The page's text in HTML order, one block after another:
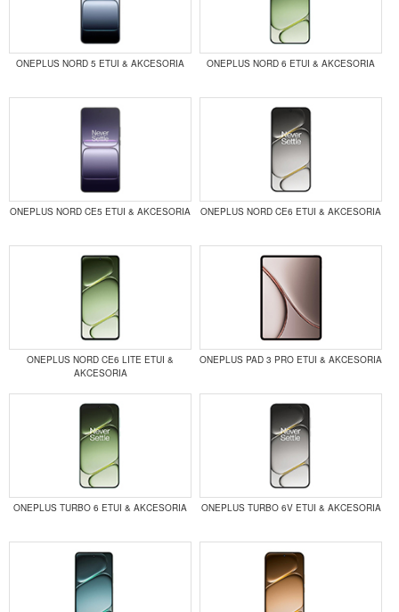
ONEPLUS NORD 5 ETUI & AKCESORIA ONEPLUS NORD 6 ETUI & AKCESORIA
ONEPLUS NORD CE5 ETUI & AKCESORIA ONEPLUS NORD CE6 ETUI & AKCESORIA
ONEPLUS NORD CE6 LITE ETUI &
AKCESORIA
ONEPLUS PAD 3 PRO ETUI & AKCESORIA
ONEPLUS TURBO 6 ETUI & AKCESORIA ONEPLUS TURBO 6V ETUI & AKCESORIA